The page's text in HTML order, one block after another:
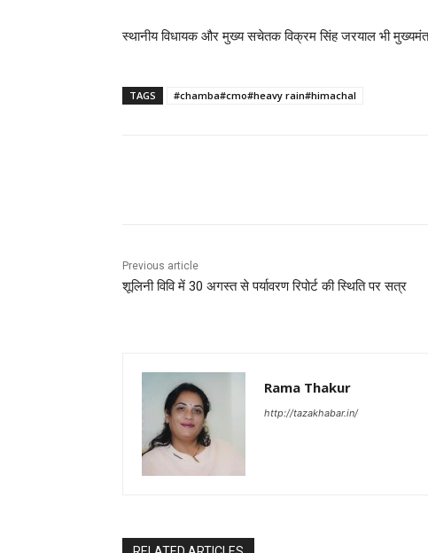
स्थानीय विधायक और मुख्य सचेतक विक्रम सिंह जरयाल भी
TAGS #chamba#cmo#heavy rain#himachal
Previous article
शूलिनी विवि में 30 अगस्त से पर्यावरण रिपोर्ट की स्थिति पर सत्र
Rama Thakur
http://tazakhabar.in/